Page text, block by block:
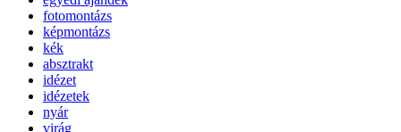
fotomontázs
képmontázs
kék
absztrakt
idézet
idézetek
nyár
virág